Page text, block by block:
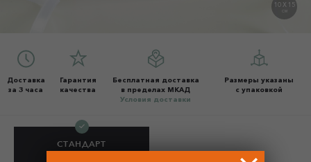
10 X 15
СМ
Доставка
за 3 часа
Гарантия
качества
Бесплатная доставка
в пределах МКАД
Условия доставки
Размеры указаны
с упаковкой
СТАНДАРТ